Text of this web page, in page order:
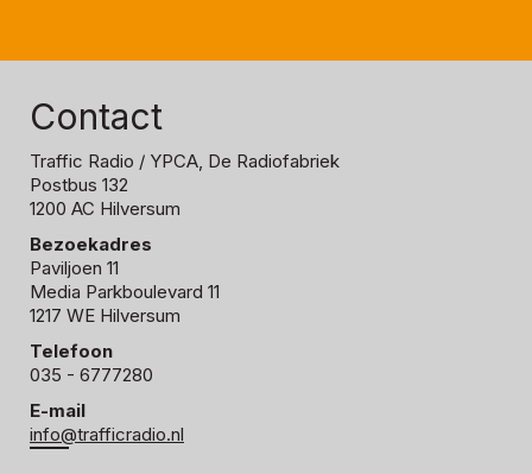
Contact
Traffic Radio / YPCA, De Radiofabriek
Postbus 132
1200 AC Hilversum
Bezoekadres
Paviljoen 11
Media Parkboulevard 11
1217 WE Hilversum
Telefoon
035 - 6777280
E-mail
info@trafficradio.nl